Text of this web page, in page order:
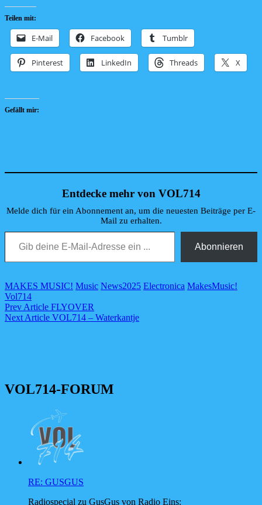
Teilen mit:
E-Mail Facebook Tumblr
Pinterest LinkedIn Threads X
Gefällt mir:
Entdecke mehr von VOL714
Melde dich für ein Abonnement an, um die neuesten Beiträge per E-
Mail zu erhalten.
Gib deine E-Mail-Adresse ein ...
Abonnieren
Categories
MAKES MUSIC! Music NewsTags,
2025 Electronica MakesMusic!
Vol714
Beitragsnavigation
Previous
Post
Prev Article FLYOVER
Next
Next Article VOL714 – Waterkantje
VOL714-FORUM
RE: GUSGUS
Radiospecial zu GusGus von Radio Eins: